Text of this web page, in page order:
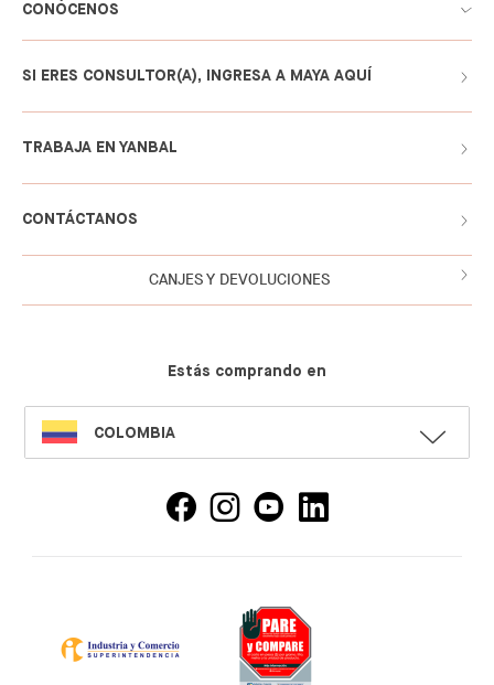
CONÓCENOS
SI ERES CONSULTOR(A), INGRESA A MAYA AQUÍ
TRABAJA EN YANBAL
CONTÁCTANOS
CANJES Y DEVOLUCIONES
Estás comprando en
SELECT
LANGUAGE
COLOMBIA